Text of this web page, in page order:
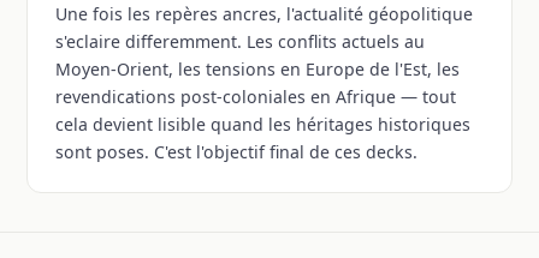
Une fois les repères ancres, l'actualité géopolitique
s'eclaire differemment. Les conflits actuels au
Moyen-Orient, les tensions en Europe de l'Est, les
revendications post-coloniales en Afrique — tout
cela devient lisible quand les héritages historiques
sont poses. C'est l'objectif final de ces decks.